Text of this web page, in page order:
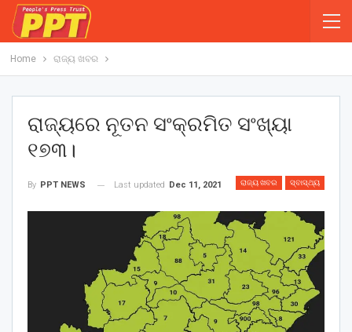
Home ରାଜ୍ୟ ଖବର
ରାଜ୍ୟରେ ନୂତନ ସଂକ୍ରମିତ ସଂଖ୍ୟା
୧୭୩।
ରାଜ୍ୟ ଖବର ସ୍ବାସ୍ଥ୍ୟ
By PPT NEWS Last updated Dec 11, 2021